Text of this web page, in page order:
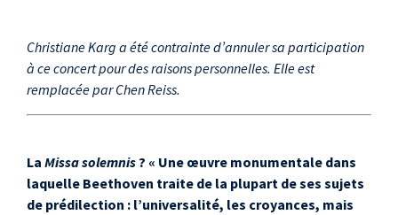
Christiane Karg a été contrainte d’annuler sa participation
à ce concert pour des raisons personnelles. Elle est
remplacée par Chen Reiss.
La Missa solemnis? « Une œuvre monumentale dans
laquelle Beethoven traite de la plupart de ses sujets
de prédilection : l’universalité, les croyances, mais